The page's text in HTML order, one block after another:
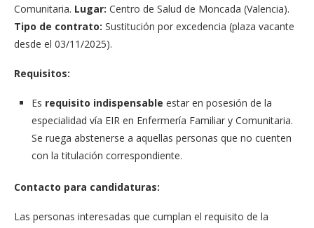
Comunitaria. Lugar: Centro de Salud de Moncada (Valencia).
Tipo de contrato: Sustitución por excedencia (plaza vacante
desde el 03/11/2025).
Requisitos:
Es requisito indispensable estar en posesión de la
especialidad vía EIR en Enfermería Familiar y Comunitaria.
Se ruega abstenerse a aquellas personas que no cuenten
con la titulación correspondiente.
Contacto para candidaturas:
Las personas interesadas que cumplan el requisito de la